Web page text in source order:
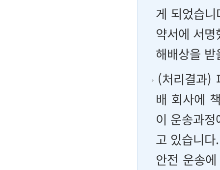
게 되었습
약서에 서
해배상을
(처리결과)
배 회사에
이 운송과
고 있습니
안전 운송